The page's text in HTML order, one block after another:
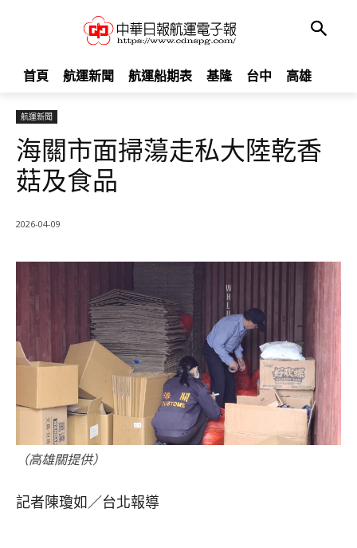
首頁 航運新聞 航運船期表 基隆 台中 高雄
航運新聞
海關市面掃蕩走私大陸乾香
菇及食品
2026-04-09
（高雄關提供）
記者陳瓊如／台北報導